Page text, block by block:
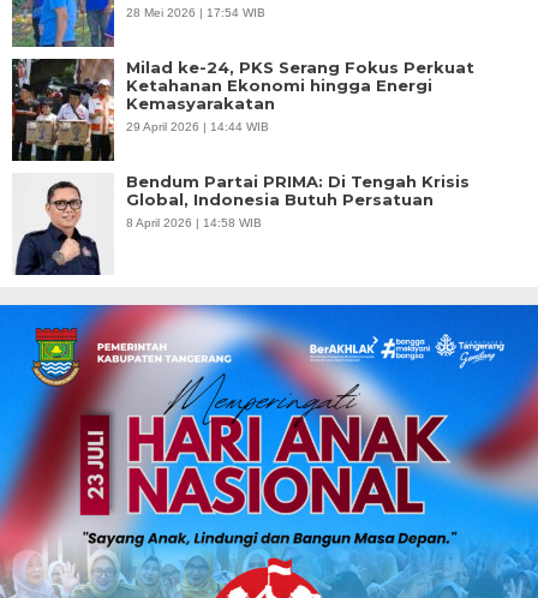
28 Mei 2026 | 17:54 WIB
Milad ke-24, PKS Serang Fokus Perkuat
Ketahanan Ekonomi hingga Energi
Kemasyarakatan
29 April 2026 | 14:44 WIB
Bendum Partai PRIMA: Di Tengah Krisis
Global, Indonesia Butuh Persatuan
8 April 2026 | 14:58 WIB